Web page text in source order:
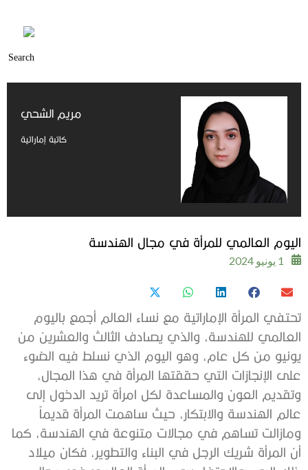
مريم الشحي
كاتبة إماراتية
اليوم العالمي للمرأة في مجال الهندسة
1 يونيو 2024
تحتفي المرأة الإماراتية مع نساء العالم أجمع باليوم
العالمي للهندسة، والذي يصادف الثالث والعشرين من
يونيو من كل عام، وهو اليوم الذي نسلط فيه الضوء
على الإنجازات التي حققتها المرأة في هذا المجال،
وتقديم العون والمساعدة لكل امرأة تريد الدخول إلى
عالم الهندسة والابتكار، حيث ساهمت المرأة قديماً
ومازالت تساهم في مجالات متنوعة في الهندسة، كما
أن المرأة شريك الرجل في البناء والتطوير، فكان ميلاد